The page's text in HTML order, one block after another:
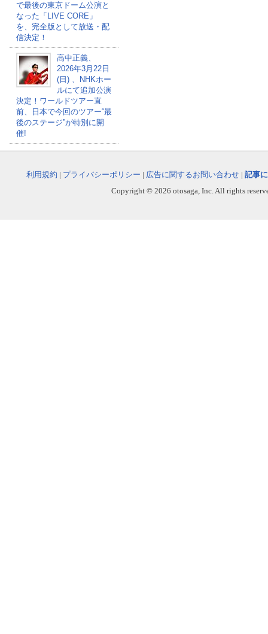
で最後の東京ドーム公演と
なった「LIVE CORE」
を、完全版として放送・配
信決定！
高中正義、
2026年3月22日
(日) 、NHKホー
ルにて追加公演
決定！ワールドツアー直
前、日本で今回のツアー“最
後のステージ”が特別に開
催!
利用規約 | プライバシーポリシー | 広告に関するお問い合わせ | 記事
Copyright © 2026 otosaga, Inc. All rights